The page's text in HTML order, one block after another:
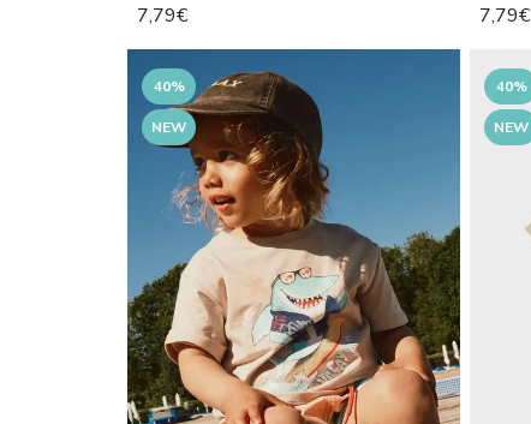
7,79€ 7,79€
40%
NEW
40%
NEW